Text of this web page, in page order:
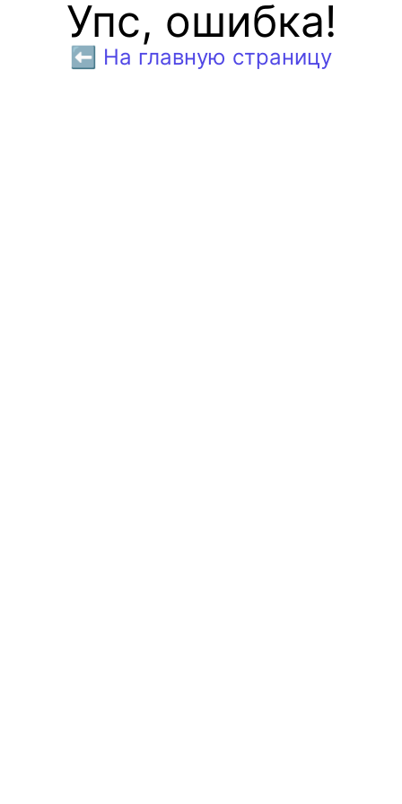
Упс, ошибка!
⬅️ На главную страницу